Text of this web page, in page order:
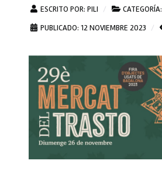
ESCRITO POR: PILI CATEGORÍA:
PUBLICADO: 12 NOVIEMBRE 2023